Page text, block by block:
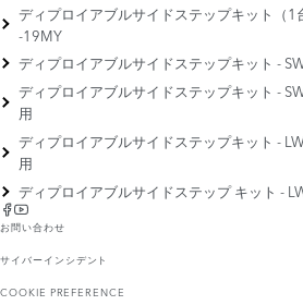
ディプロイアブルサイドステップキット（1
-19MY
ディプロイアブルサイドステップキット -
ディプロイアブルサイドステップキット -
用
ディプロイアブルサイドステップキット -
用
ディプロイアブルサイドステップ キット -
お問い合わせ
サイバーインシデント
COOKIE PREFERENCE